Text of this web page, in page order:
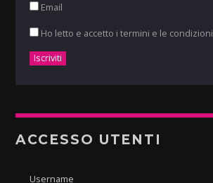
Email
Ho letto e accetto i termini e le condizioni
ACCESSO UTENTI
Username